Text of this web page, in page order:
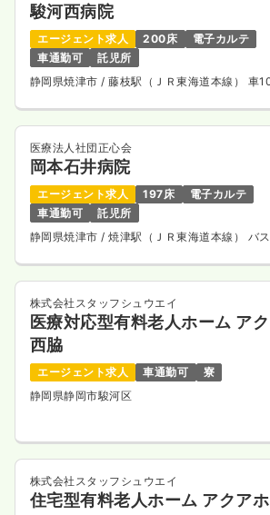
日勤のみ（パート）
給与 時給1,820円
時間 8:30～17:30（休憩60分）
夜勤のみ（パート）
給与 3.5万円/回
時間 17:00～9:00
気になる
日勤のみ（常勤）
給与 お問い合わせください
年間休日120日
気になる
駿河西病院
エージェント求人 200床
電子カルテ
車通勤可
託児所
静岡県焼津市 / 藤枝駅（ＪＲ東海道本線） 車
医療法人社団正心会
岡本石井病院
エージェント求人 197床
電子カルテ
車通勤可
託児所
静岡県焼津市 / 焼津駅（ＪＲ東海道本線） バ
株式会社スタッフシュウエイ
医療対応型有料老人ホーム ア
西脇
エージェント求人 車通勤可
寮
静岡県静岡市駿河区
株式会社スタッフシュウエイ
住宅型有料老人ホーム アクア